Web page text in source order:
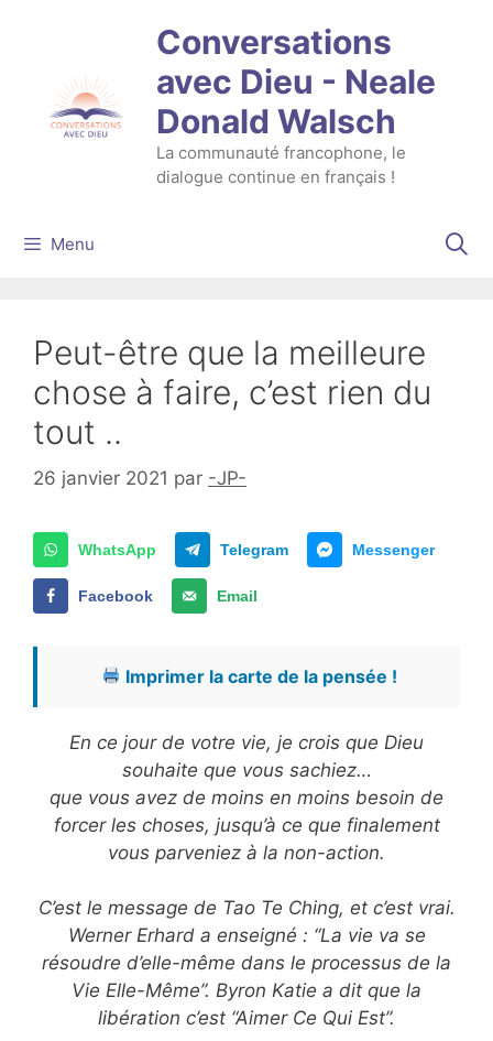
Conversations
avec Dieu - Neale
Donald Walsch
La communauté francophone, le
dialogue continue en français !
Menu
Peut-être que la meilleure
chose à faire, c’est rien du
tout ..
26 janvier 2021 par -JP-
WhatsApp Telegram Messenger
Facebook Email
Imprimer la carte de la pensée !
En ce jour de votre vie, je crois que Dieu
souhaite que vous sachiez…
que vous avez de moins en moins besoin de
forcer les choses, jusqu’à ce que finalement
vous parveniez à la non-action.
C’est le message de Tao Te Ching, et c’est vrai.
Werner Erhard a enseigné : “La vie va se
résoudre d’elle-même dans le processus de la
Vie Elle-Même”. Byron Katie a dit que la
libération c’est “Aimer Ce Qui Est”.